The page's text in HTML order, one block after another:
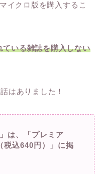
イクロ版を購入するこ
いる雑誌を購入しない
はありました！
は、「プレミア
税込640円）」に掲